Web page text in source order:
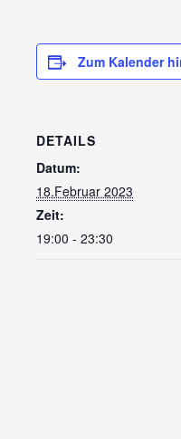
Zum Kalender
DETAILS
Datum:
18.Februar 2023
Zeit:
19:00 - 23:30